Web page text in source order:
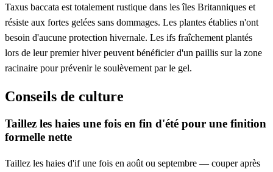
Taxus baccata est totalement rustique dans les îles Britanniques et
résiste aux fortes gelées sans dommages. Les plantes établies n'ont
besoin d'aucune protection hivernale. Les ifs fraîchement plantés
lors de leur premier hiver peuvent bénéficier d'un paillis sur la zone
racinaire pour prévenir le soulèvement par le gel.
Conseils de culture
Taillez les haies une fois en fin d'été pour une finition
formelle nette
Taillez les haies d'if une fois en août ou septembre — couper après